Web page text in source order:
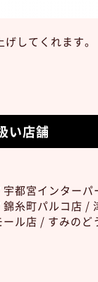
してくれます。
い店舗
都宮インター
糸町パルコ店 /
ル店 / すみのど